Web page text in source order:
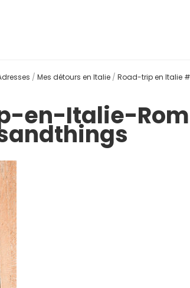
/ Mes détours en Italie / Road-trip en Italie
en-Italie-